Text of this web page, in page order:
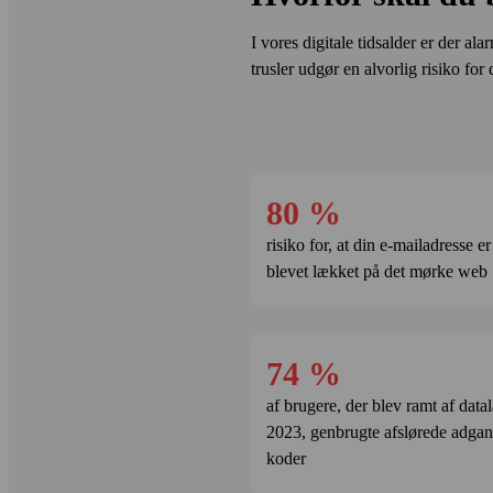
Brug den, du logger på dine konti
Din e‑mail er nøglen
F-Secure Total
I vores digitale tidsalder er der
trusler udgør en alvorlig risiko for
80 %
risiko for, at din e‑mail­adresse er
blevet lækket på det mørke web
74 %
af brugere, der blev ramt af
2023, genbrugte afslørede
koder